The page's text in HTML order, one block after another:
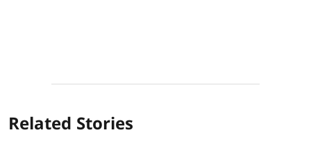
Related Stories